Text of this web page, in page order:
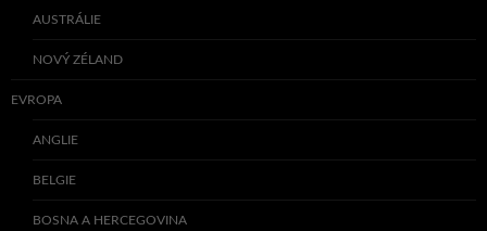
AUSTRÁLIE
NOVÝ ZÉLAND
EVROPA
ANGLIE
BELGIE
BOSNA A HERCEGOVINA